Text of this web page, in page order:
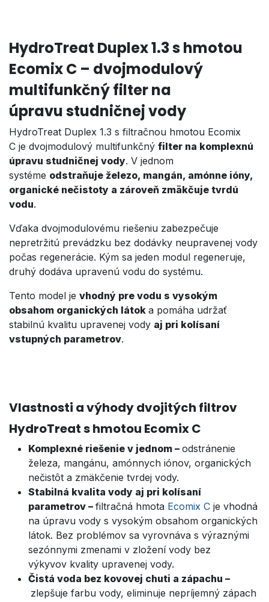
HydroTreat Duplex 1.3 s hmotou
Ecomix C – dvojmodulový
multifunkčný filter na
úpravu studničnej vody
HydroTreat Duplex 1.3 s filtračnou hmotou Ecomix
C je dvojmodulový multifunkčný filter na komplexnú
úpravu studničnej vody. V jednom
systéme odstraňuje železo, mangán, amónne ióny,
organické nečistoty a zároveň zmäkčuje tvrdú
vodu.
Vďaka dvojmodulovému riešeniu zabezpečuje
nepretržitú prevádzku bez dodávky neupravenej vody
počas regenerácie. Kým sa jeden modul regeneruje,
druhý dodáva upravenú vodu do systému.
Tento model je vhodný pre vodu s vysokým
obsahom organických látok a pomáha udržať
stabilnú kvalitu upravenej vody aj pri kolísaní
vstupných parametrov.
Vlastnosti a výhody dvojitých filtrov
HydroTreat s hmotou Ecomix C
Komplexné riešenie v jednom – odstránenie
železa, mangánu, amónnych iónov, organických
nečistôt a zmäkčenie tvrdej vody.
Stabilná kvalita vody aj pri kolísaní
parametrov – filtračná hmota Ecomix C je vhodná
na úpravu vody s vysokým obsahom organických
látok. Bez problémov sa vyrovnáva s výraznými
sezónnymi zmenami v zložení vody bez
výkyvov kvality upravenej vody.
Čistá voda bez kovovej chuti a zápachu –
zlepšuje farbu vody, eliminuje nepríjemný zápach